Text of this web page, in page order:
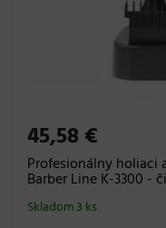
45,58 €
Profesionálny holiaci
Barber Line K-3300 -
Skladom 3 ks